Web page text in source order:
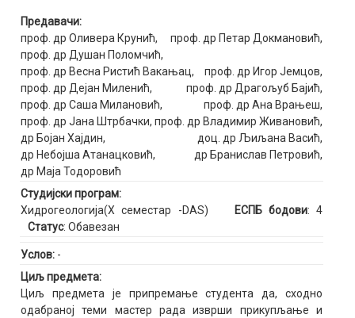
Предавачи:
проф. др Оливера Крунић, проф. др Петар Докмановић,
проф. др Душан Поломчић,
проф. др Весна Ристић Вакањац, проф. др Игор Јемцов,
проф. др Дејан Миленић, проф. др Драгољуб Бајић,
проф. др Саша Милановић, проф. др Ана Врањеш,
проф. др Јана Штрбачки, проф. др Владимир Живановић,
др Бојан Хајдин, доц. др Љиљана Васић,
др Небојша Атанацковић, др Бранислав Петровић,
др Маја Тодоровић
Студијски програм:
Хидрогеологија(X семестар -DAS)
ЕСПБ бодови: 4
Статус: Обавезан
Услов: -
Циљ предмета:
Циљ предмета је припремање студента да, сходно
одабраној теми мастер рада изврши прикупљање и